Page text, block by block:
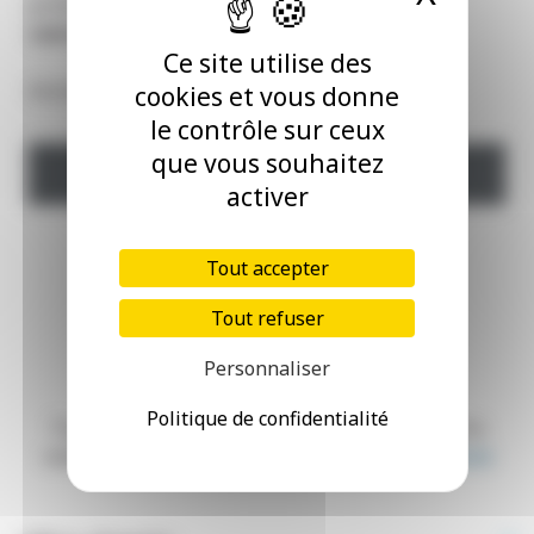
Ce site utilise des
cookies et vous donne
le contrôle sur ceux
que vous souhaitez
activer
Tout accepter
Tout refuser
Personnaliser
Politique de confidentialité
valerie.kenizou@gmail.com
Annonce numéro : 22501017
POSTULER
Toutes les offres de médecins et des professions